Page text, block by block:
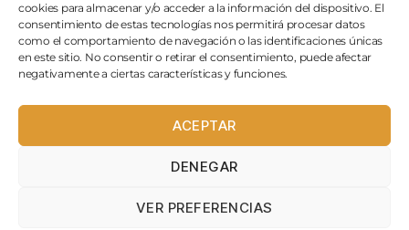
cookies para almacenar y/o acceder a la información del dispositivo. El
consentimiento de estas tecnologías nos permitirá procesar datos
como el comportamiento de navegación o las identificaciones únicas
en este sitio. No consentir o retirar el consentimiento, puede afectar
negativamente a ciertas características y funciones.
ACEPTAR
DENEGAR
VER PREFERENCIAS